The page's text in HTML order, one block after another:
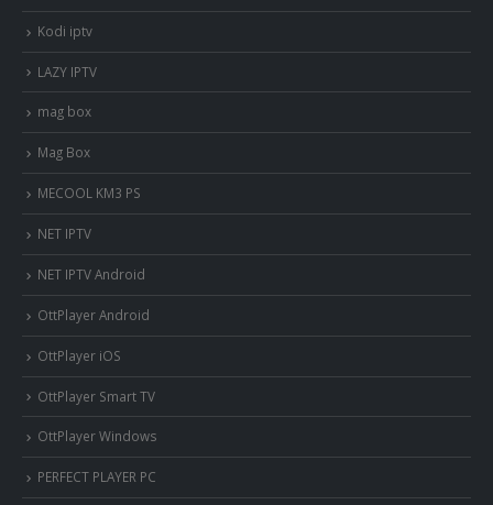
Kodi iptv
LAZY IPTV
mag box
Mag Box
MECOOL KM3 PS
NET IPTV
NET IPTV Android
OttPlayer Android
OttPlayer iOS
OttPlayer Smart TV
OttPlayer Windows
PERFECT PLAYER PC